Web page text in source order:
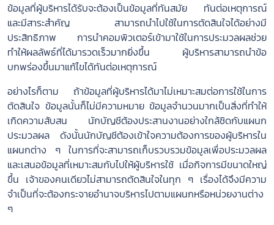
ข้อมูลที่ผู้บริหารได้รับจะต้องเป็นข้อมูลที่ทันสมัย ทันต่อเหตุการณ์
และมีสาระสำคัญ สามารถนำไปใช้ในการตัดสินใจได้อย่างมี
ประสิทธิภาพ การนำคอมพิวเตอร์เข้ามาใช้ในการประมวลผลช่วย
ทำให้ผลลัพธ์ที่ได้มารวดเร็วมากยิ่งขึ้น ผู้บริหารสามารถนำข้อ
บกพร่องขึ้นมาแก้ไขได้ทันต่อเหตุการณ์
อย่างไรก็ตาม ถ้าข้อมูลที่ผู้บริหารได้มาไม่เหมาะสมต่อการใช้ในการ
ตัดสินใจ ข้อมูลนั้นก็ไม่มีความหมาย ข้อมูลจำนวนมากเป็นสิ่งที่ทำให้
เกิดความสับสน นักบัญชีต้องประสานงานอย่างใกล้ชิดกับแผนก
ประมวลผล ดังนั้นนักบัญชีต้องเข้าใจความต้องการของผู้บริหารใน
แผนกต่าง ๆ ในการที่จะสามารถเก็บรวบรวมข้อมูลเพื่อประมวลผล
และเสนอข้อมูลที่เหมาะสมกับไปให้ผู้บริหารใช้ เมื่อกิจการมีขนาดใหญ่
ขึ้น เจ้าของคนเดียวไม่สามารถตัดสินใจในทุก ๆ เรื่องได้จึงมีความ
จำเป็นที่จะต้องกระจายอำนาจบริหารไปตามแผนกหรือหน่วยงานต่าง
ๆ